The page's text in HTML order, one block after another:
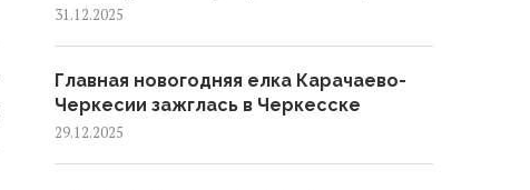
31.12.2025
Главная новогодняя елка Карачаево-
Черкесии зажглась в Черкесске
29.12.2025